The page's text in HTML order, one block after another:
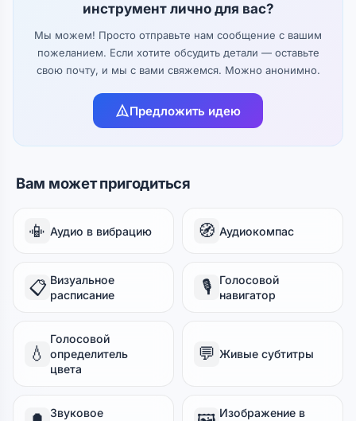
инструмент лично для вас?
Мы можем! Просто отправьте нам сообщение с вашим
пожеланием. Если хотите обсудить детали — оставьте
свою почту, и мы с вами свяжемся. Можно анонимно.
Предложить идею
Вам может пригодиться
📳 Аудио в вибрацию 🧭 Аудиокомпас
📋 Визуальное
расписание
🎙️
Голосовой
навигатор
💧
Голосовой
определитель
цвета
💬 Живые субтитры
Звуковое
Изображение в